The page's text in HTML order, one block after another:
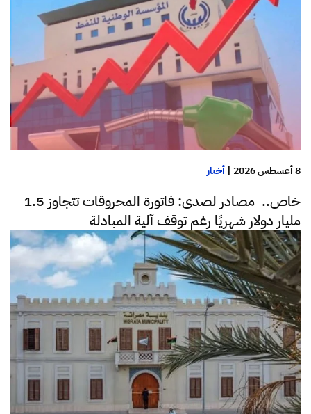
8 أغسطس 2026 | أخبار
خاص.. مصادر لصدى: فاتورة المحروقات تتجاوز 1.5
مليار دولار شهريًا رغم توقف آلية المبادلة